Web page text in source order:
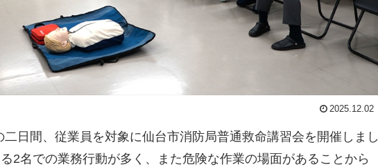
2025.12.02
日間、従業員を対象に仙台市消防局普通救命講習会を開催しまし
2名での業務行動が多く、また危険な作業の場面があることから